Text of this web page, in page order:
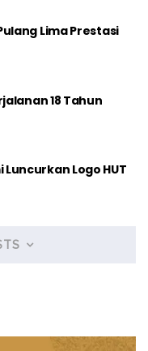
Lima Prestasi
18 Tahun
Luncurkan Logo HUT